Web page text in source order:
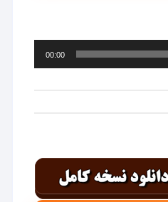
00:00